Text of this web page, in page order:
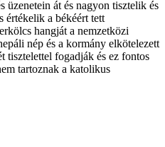
üzenetein át és nagyon tisztelik és
értékelik a békéért tett
hangját a nemzetközi
nép és a kormány elkötelezett
tisztelettel fogadják és ez fontos
tartoznak a katolikus